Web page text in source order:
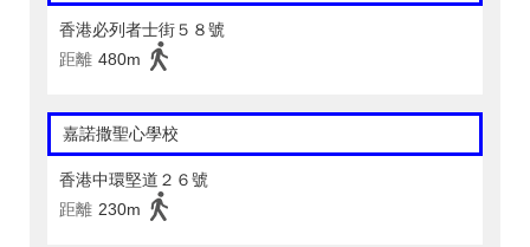
香港必列者士街５８號
距離 480m
嘉諾撒聖心學校
香港中環堅道２６號
距離 230m